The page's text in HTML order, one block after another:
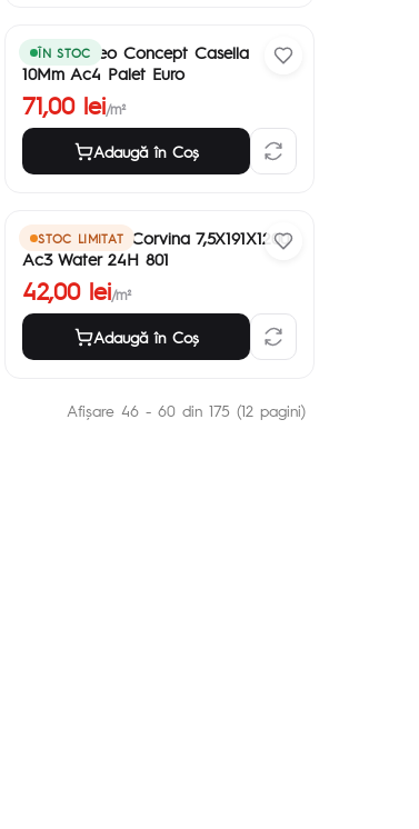
ÎN STOC
Parchet Neo Concept Casella
10Mm Ac4 Palet Euro
71,00 lei/m²
Adaugă în Coş
STOC LIMITAT
Parchet Anita Corvina 7,5X191X1200
Ac3 Water 24H 801
42,00 lei/m²
Adaugă în Coş
Afişare 46 - 60 din 175 (12 pagini)